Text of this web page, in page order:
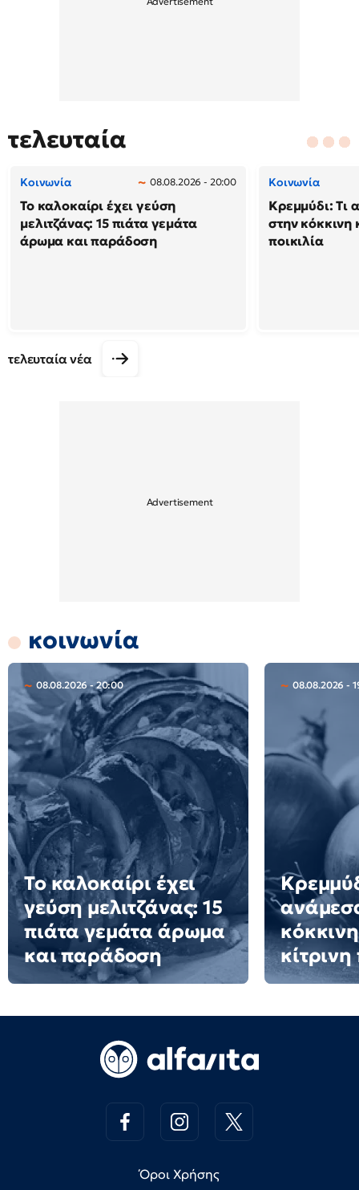
τελευταία
Κοινωνία 08.08.2026 - 20:00
Το καλοκαίρι έχει γεύση
μελιτζάνας: 15 πιάτα γεμάτα
άρωμα και παράδοση
Κοινωνία
Κρεμμύδι: Τι
στην κόκκινη
ποικιλία
τελευταία νέα
κοινωνία
08.08.2026 - 20:00
Το καλοκαίρι έχει
γεύση μελιτζάνας: 15
πιάτα γεμάτα άρωμα
και παράδοση
08.08.2026 -
κίτρινη
Όροι Χρήσης